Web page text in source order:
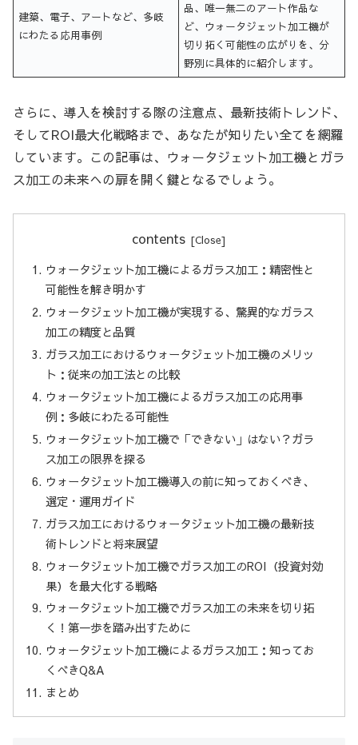
建築、電子、アートなど、多岐
にわたる応用事例
品、唯一無二のアート作品な
ど、ウォータジェット加工機が
切り拓く可能性の広がりを、分
野別に具体的に紹介します。
さらに、導入を検討する際の注意点、最新技術トレンド、
そしてROI最大化戦略まで、あなたが知りたい全てを網羅
しています。この記事は、ウォータジェット加工機とガラ
ス加工の未来への扉を開く鍵となるでしょう。
contents
ウォータジェット加工機によるガラス加工：精密性と
可能性を解き明かす
ウォータジェット加工機が実現する、驚異的なガラス
加工の精度と品質
ガラス加工におけるウォータジェット加工機のメリッ
ト：従来の加工法との比較
ウォータジェット加工機によるガラス加工の応用事
例：多岐にわたる可能性
ウォータジェット加工機で「できない」はない？ガラ
ス加工の限界を探る
ウォータジェット加工機導入の前に知っておくべき、
選定・運用ガイド
ガラス加工におけるウォータジェット加工機の最新技
術トレンドと将来展望
ウォータジェット加工機でガラス加工のROI（投資対効
果）を最大化する戦略
ウォータジェット加工機でガラス加工の未来を切り拓
く！第一歩を踏み出すために
ウォータジェット加工機によるガラス加工：知ってお
くべきQ&A
まとめ